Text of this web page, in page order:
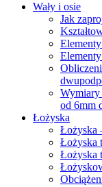
Wały i osie
Jak
Wymiary
od 6mm
Łożyska
Łożyska
Łożyska
Łożyska